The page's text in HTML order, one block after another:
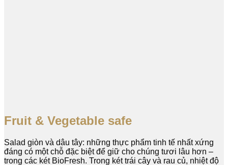
Fruit & Vegetable safe
Salad giòn và dâu tây: những thực phẩm tinh tế nhất xứng
đáng có một chỗ đặc biệt để giữ cho chúng tươi lâu hơn –
trong các két BioFresh. Trong két trái cây và rau củ, nhiệt độ